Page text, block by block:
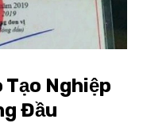
Nghiệp
Đầu